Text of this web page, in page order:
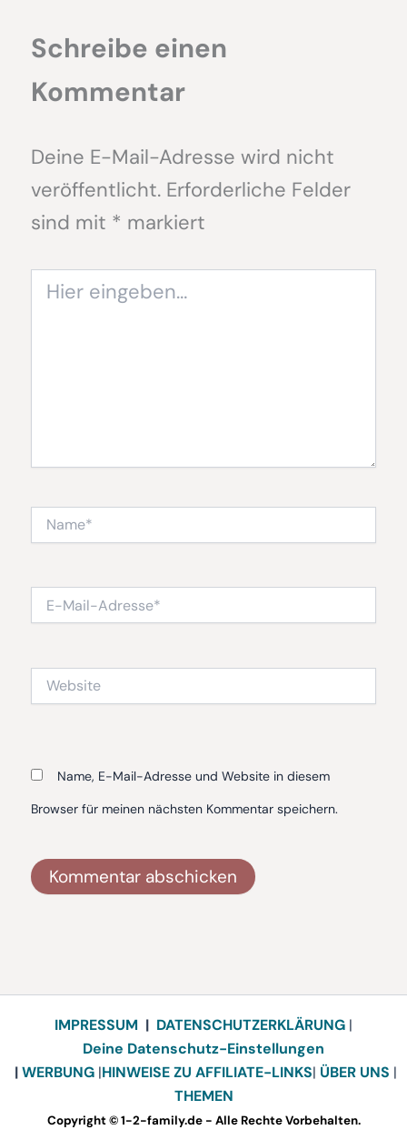
Schreibe einen
Kommentar
Deine E-Mail-Adresse wird nicht
veröffentlicht. Erforderliche Felder
sind mit * markiert
eingeben…
Mail-
Name, E-Mail-Adresse und Website in diesem
Browser für meinen nächsten Kommentar speichern.
IMPRESSUM | DATENSCHUTZERKLÄRUNG |
Deine Datenschutz-Einstellungen
|WERBUNG |HINWEISE ZU AFFILIATE-LINKS| ÜBER UNS |
THEMEN
Copyright © 1-2-family.de - Alle Rechte Vorbehalten.